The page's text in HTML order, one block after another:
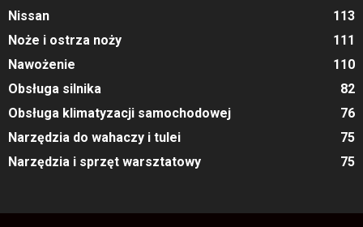
Nissan
113
Noże i ostrza noży
111
Nawożenie
110
Obsługa silnika
82
Obsługa klimatyzacji samochodowej
76
Narzędzia do wahaczy i tulei
75
Narzędzia i sprzęt warsztatowy
75